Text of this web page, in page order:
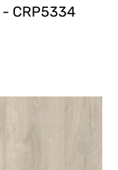
CRP5334